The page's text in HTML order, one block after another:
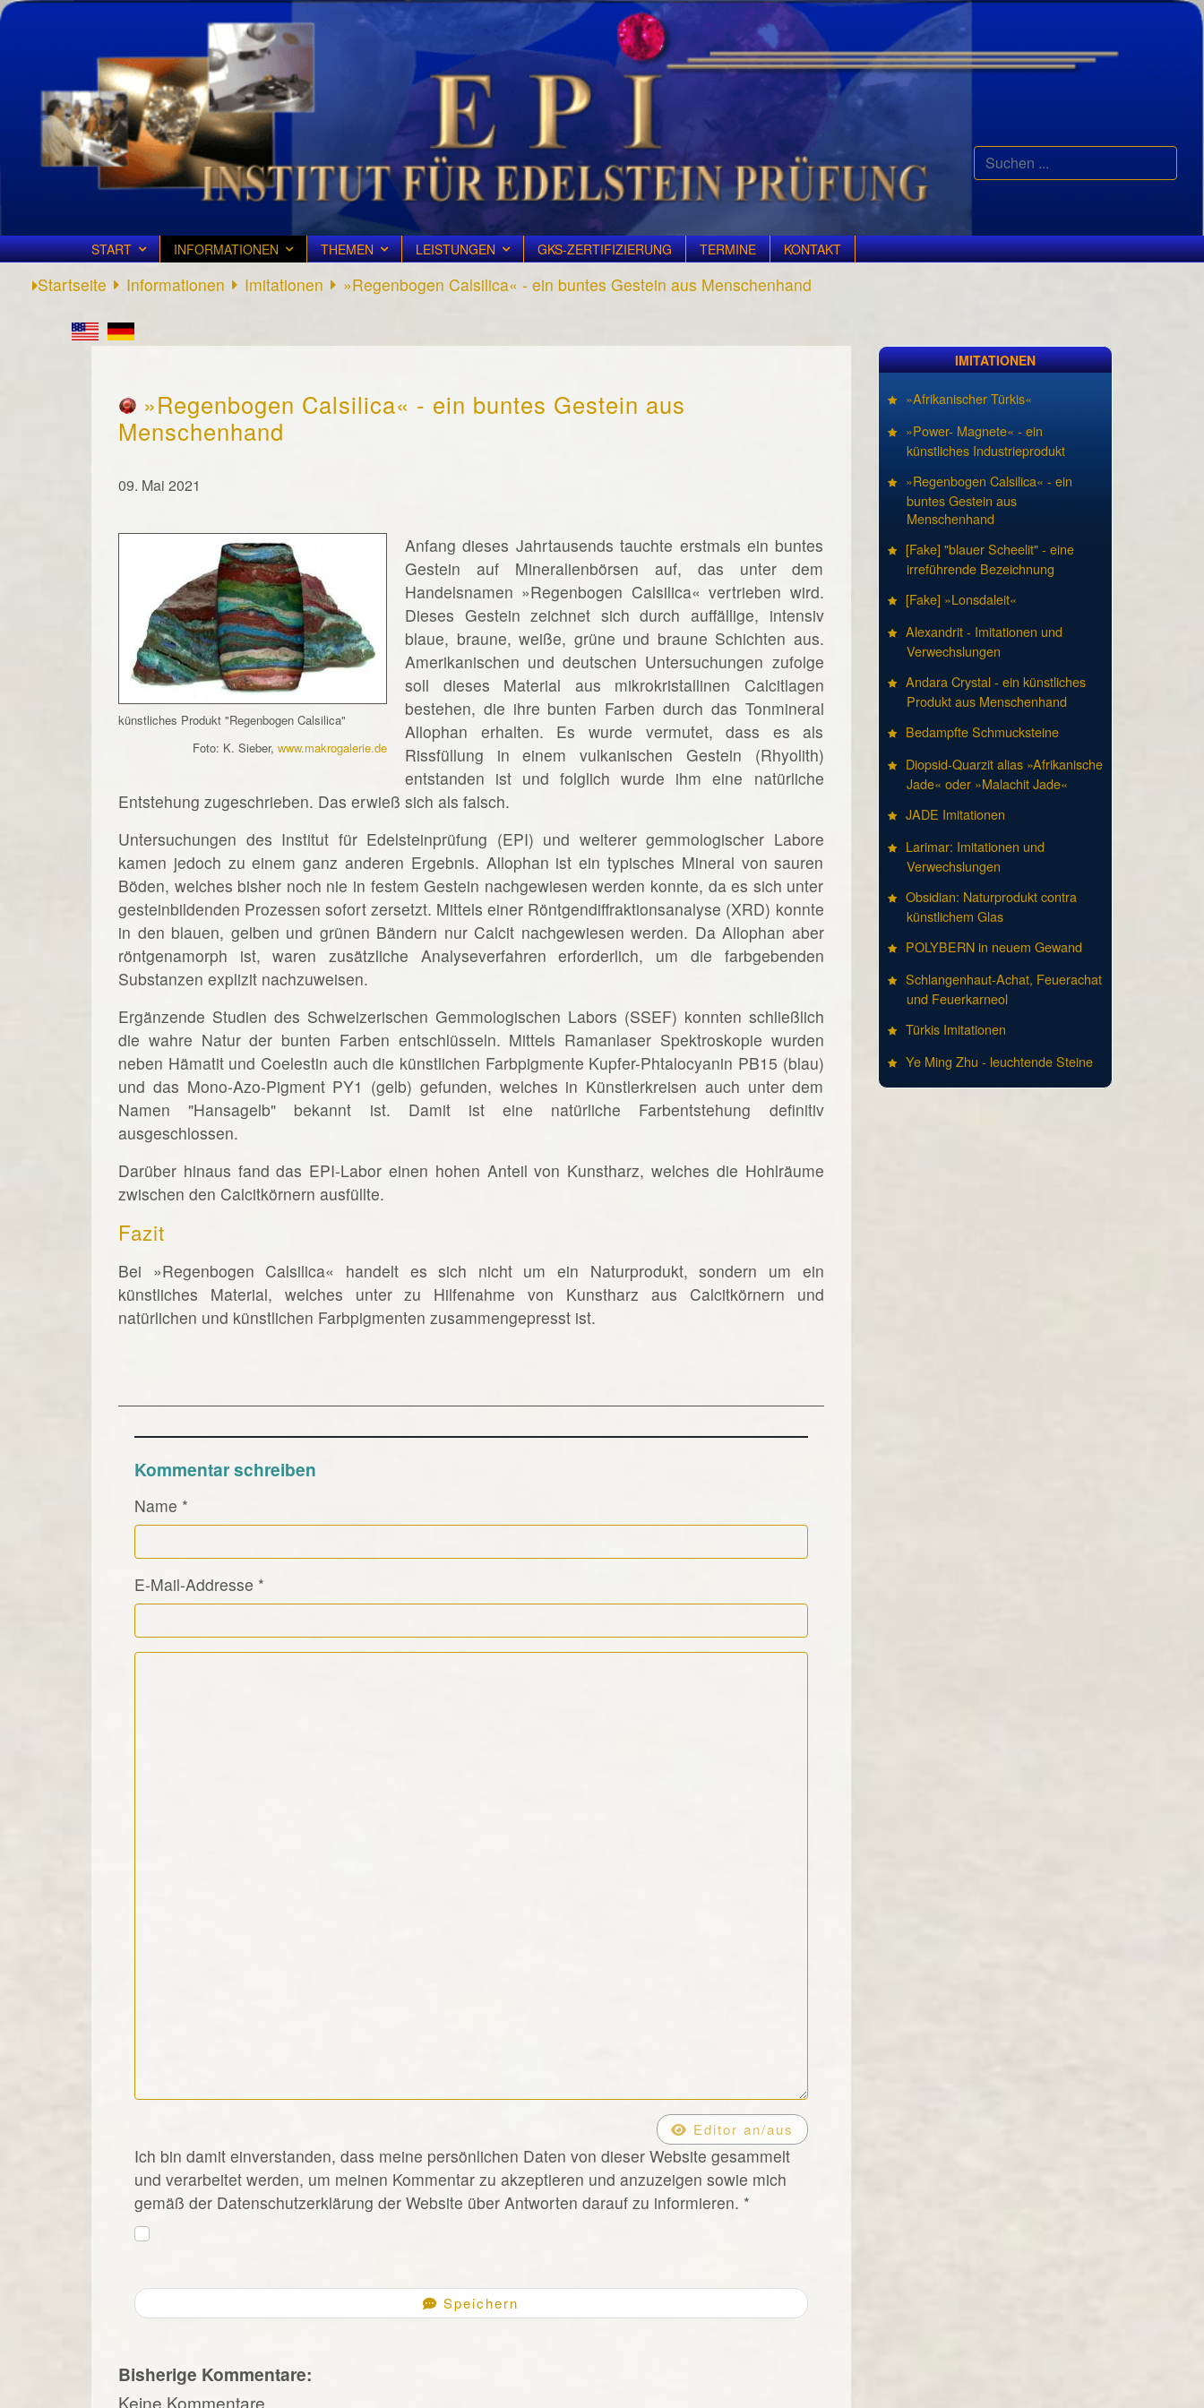
Suchen
...
START INFORMATIONEN THEMEN LEISTUNGEN GKS-ZERTIFIZIERUNG TERMINE KONTAKT
Startseite Informationen Imitationen »Regenbogen Calsilica« - ein buntes Gestein aus Menschenhand
»Regenbogen Calsilica« - ein buntes Gestein aus
Menschenhand
09. Mai 2021
künstliches Produkt "Regenbogen Calsilica"
Foto: K. Sieber, www.makrogalerie.de
Anfang dieses Jahrtausends tauchte erstmals ein buntes
Gestein auf Mineralienbörsen auf, das unter dem
Handelsnamen »Regenbogen Calsilica« vertrieben wird.
Dieses Gestein zeichnet sich durch auffällige, intensiv
blaue, braune, weiße, grüne und braune Schichten aus.
Amerikanischen und deutschen Untersuchungen zufolge
soll dieses Material aus mikrokristallinen Calcitlagen
bestehen, die ihre bunten Farben durch das Tonmineral
Allophan erhalten. Es wurde vermutet, dass es als
Rissfüllung in einem vulkanischen Gestein (Rhyolith)
entstanden ist und folglich wurde ihm eine natürliche
Entstehung zugeschrieben. Das erwieß sich als falsch.
Untersuchungen des Institut für Edelsteinprüfung (EPI) und weiterer gemmologischer Labore
kamen jedoch zu einem ganz anderen Ergebnis. Allophan ist ein typisches Mineral von sauren
Böden, welches bisher noch nie in festem Gestein nachgewiesen werden konnte, da es sich unter
gesteinbildenden Prozessen sofort zersetzt. Mittels einer Röntgendiffraktionsanalyse (XRD) konnte
in den blauen, gelben und grünen Bändern nur Calcit nachgewiesen werden. Da Allophan aber
röntgenamorph ist, waren zusätzliche Analyseverfahren erforderlich, um die farbgebenden
Substanzen explizit nachzuweisen.
Ergänzende Studien des Schweizerischen Gemmologischen Labors (SSEF) konnten schließlich
die wahre Natur der bunten Farben entschlüsseln. Mittels Ramanlaser Spektroskopie wurden
neben Hämatit und Coelestin auch die künstlichen Farbpigmente Kupfer-Phtalocyanin PB15 (blau)
und das Mono-Azo-Pigment PY1 (gelb) gefunden, welches in Künstlerkreisen auch unter dem
Namen "Hansagelb" bekannt ist. Damit ist eine natürliche Farbentstehung definitiv
ausgeschlossen.
Darüber hinaus fand das EPI-Labor einen hohen Anteil von Kunstharz, welches die Hohlräume
zwischen den Calcitkörnern ausfüllte.
Fazit
Bei »Regenbogen Calsilica« handelt es sich nicht um ein Naturprodukt, sondern um ein
künstliches Material, welches unter zu Hilfenahme von Kunstharz aus Calcitkörnern und
natürlichen und künstlichen Farbpigmenten zusammengepresst ist.
Kommentar schreiben
Name *
E-Mail-Addresse *
Kommentar Text
Editor an/aus
Ich bin damit einverstanden, dass meine persönlichen Daten von dieser Website gesammelt
und verarbeitet werden, um meinen Kommentar zu akzeptieren und anzuzeigen sowie mich
gemäß der Datenschutzerklärung der Website über Antworten darauf zu informieren. *
Speichern
Bisherige Kommentare:
Keine Kommentare
IMITATIONEN
»Afrikanischer Türkis«
»Power- Magnete« - ein
künstliches Industrieprodukt
»Regenbogen Calsilica« - ein
buntes Gestein aus
Menschenhand
[Fake] "blauer Scheelit" - eine
irreführende Bezeichnung
[Fake] »Lonsdaleit«
Alexandrit - Imitationen und
Verwechslungen
Andara Crystal - ein künstliches
Produkt aus Menschenhand
Bedampfte Schmucksteine
Diopsid-Quarzit alias »Afrikanische
Jade« oder »Malachit Jade«
JADE Imitationen
Larimar: Imitationen und
Verwechslungen
Obsidian: Naturprodukt contra
künstlichem Glas
POLYBERN in neuem Gewand
Schlangenhaut-Achat, Feuerachat
und Feuerkarneol
Türkis Imitationen
Ye Ming Zhu - leuchtende Steine